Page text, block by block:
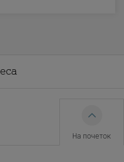
На почеток